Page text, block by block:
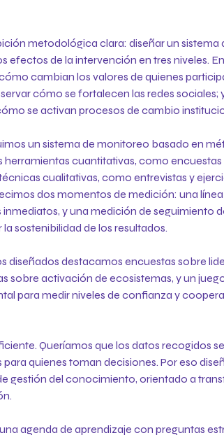
metodológica clara: diseñar un sistema
efectos de la intervención en tres niveles.
cambian los valores de quienes
cómo se fortalecen las redes sociales;
se activan procesos de cambio
un sistema de monitoreo basado en
herramientas cuantitativas, como encuestas
cualitativas, como entrevistas y
dos momentos de medición: una
y una medición de seguimiento
sostenibilidad de los resultados.
diseñados destacamos encuestas sobre
sobre activación de ecosistemas, y un
para medir niveles de confianza y
Queríamos que los datos recogidos
para quienes toman decisiones. Por eso
gestión del conocimiento, orientado a
agenda de aprendizaje con preguntas